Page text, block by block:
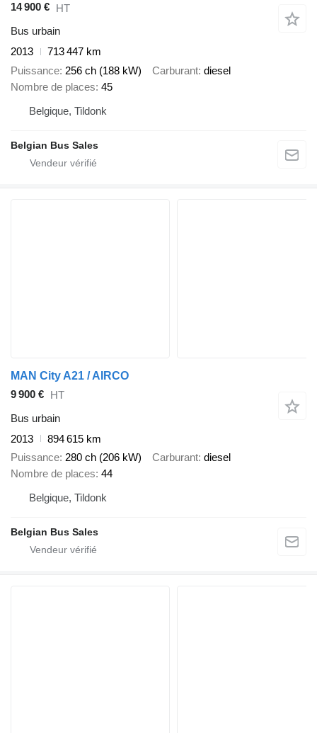
14 900 € HT
Bus urbain
2013
713 447 km
Puissance 256 ch (188 kW) Carburant diesel
Nombre de places 45
Belgique, Tildonk
Belgian Bus Sales
MAN City A21 / AIRCO
9 900 € HT
Bus urbain
2013
894 615 km
Puissance 280 ch (206 kW) Carburant diesel
Nombre de places 44
Belgique, Tildonk
Belgian Bus Sales